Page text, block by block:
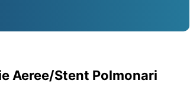
Aeree/Stent Polmonari